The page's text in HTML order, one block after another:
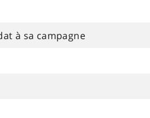
à sa campagne